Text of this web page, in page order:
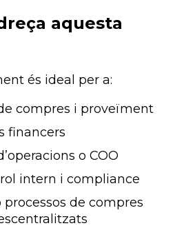
aquesta
és ideal per a:
compres i proveïment
financers
o COO
intern i compliance
de compres